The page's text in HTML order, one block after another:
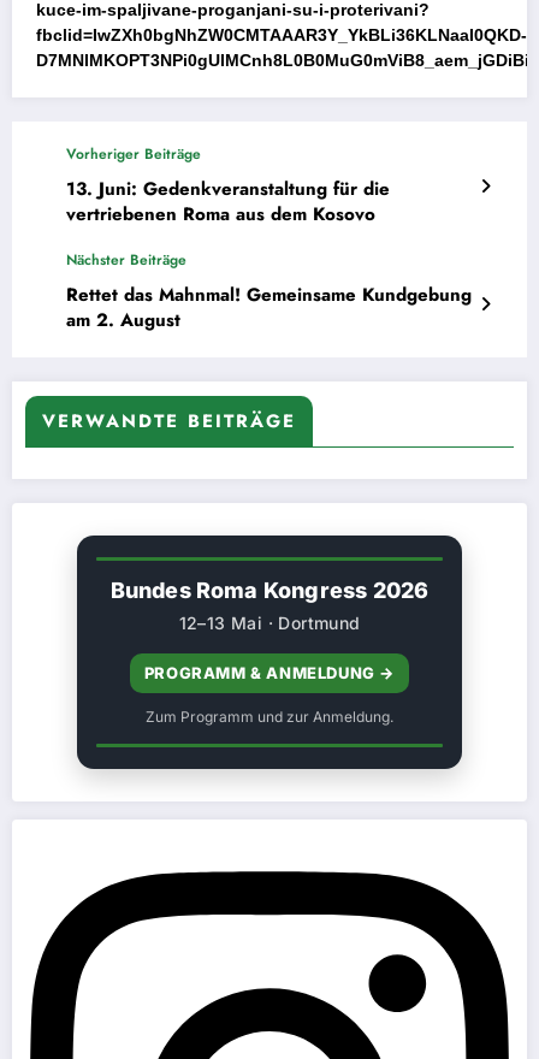
kuce-im-spaljivane-proganjani-su-i-proterivani?
fbclid=IwZXh0bgNhZW0CMTAAAR3Y_YkBLi36KLNaaI0QKD-
Vorheriger Beiträge
13. Juni: Gedenkveranstaltung für die
vertriebenen Roma aus dem Kosovo
Nächster Beiträge
Rettet das Mahnmal! Gemeinsame Kundgebung
am 2. August
VERWANDTE BEITRÄGE
Bundes Roma Kongress 2026
12–13 Mai · Dortmund
PROGRAMM & ANMELDUNG →
Zum Programm und zur Anmeldung.